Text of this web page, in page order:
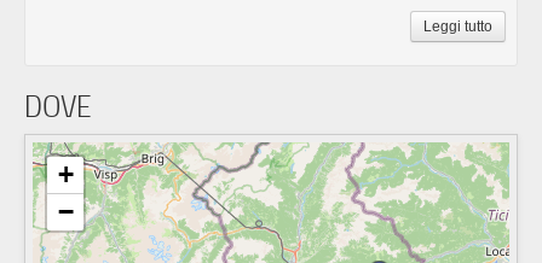
Leggi tutto
DOVE
+
−